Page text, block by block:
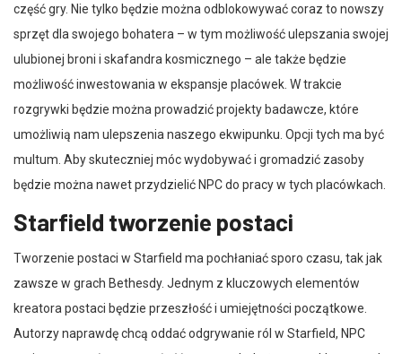
część gry. Nie tylko będzie można odblokowywać coraz to nowszy
sprzęt dla swojego bohatera – w tym możliwość ulepszania swojej
ulubionej broni i skafandra kosmicznego – ale także będzie
możliwość inwestowania w ekspansje placówek. W trakcie
rozgrywki będzie można prowadzić projekty badawcze, które
umożliwią nam ulepszenia naszego ekwipunku. Opcji tych ma być
multum. Aby skuteczniej móc wydobywać i gromadzić zasoby
będzie można nawet przydzielić NPC do pracy w tych placówkach.
Starfield tworzenie postaci
Tworzenie postaci w Starfield ma pochłaniać sporo czasu, tak jak
zawsze w grach Bethesdy. Jednym z kluczowych elementów
kreatora postaci będzie przeszłość i umiejętności początkowe.
Autorzy naprawdę chcą oddać odgrywanie ról w Starfield, NPC